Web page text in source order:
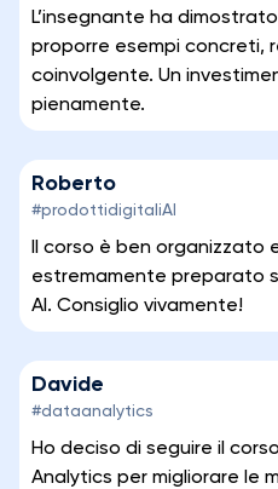
L’insegnante ha
proporre esempi concreti,
coinvolgente. Un
pienamente.
Roberto
#prodottidigitaliAI
Il corso è ben organizzato
estremamente preparato
AI. Consiglio vivamente!
Davide
#dataanalytics
Ho deciso di seguire il
Analytics per migliorare le